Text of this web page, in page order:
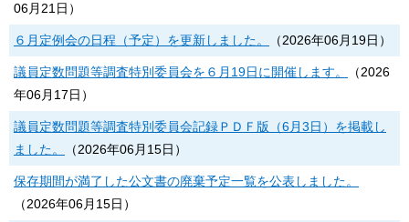
06月21日 ）
６月定例会の日程（予定）を更新しました。 （2026年06月19日 ）
議員定数問題等調査特別委員会を６月19日に開催します。 （2026
年06月17日 ）
議員定数問題等調査特別委員会記録ＰＤＦ版（6月3日）を掲載し
ました。
（2026年06月15日 ）
保存期間が満了した公文書の廃棄予定一覧を公表しました。
（2026年06月15日 ）